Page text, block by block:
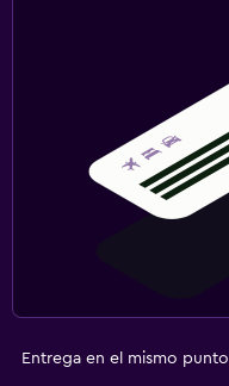
Entrega en el mismo punto